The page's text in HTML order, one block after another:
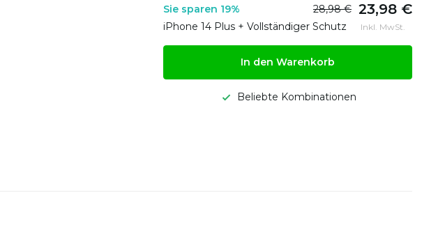
Sie sparen 19% 28,98 € 23,98 €
iPhone 14 Plus + Vollständiger Schutz Inkl. MwSt.
In den Warenkorb
Beliebte Kombinationen